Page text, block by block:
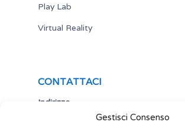
Gestisci Consenso
Play Lab
Virtual Reality
CONTATTACI
Indirizzo
Via Antonio Gramsci,19